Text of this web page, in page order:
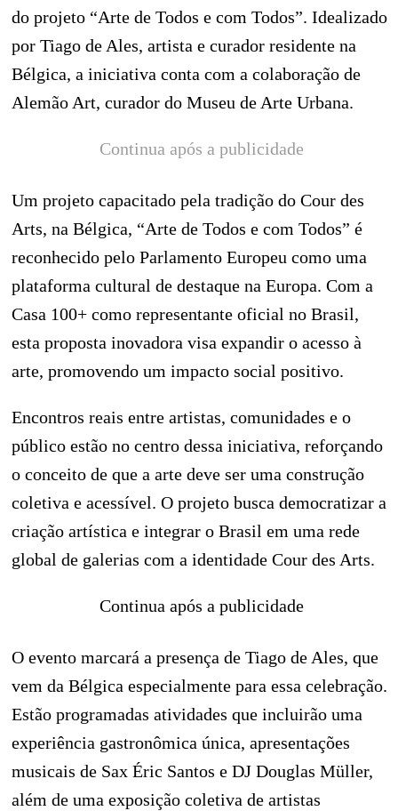
do projeto “Arte de Todos e com Todos”. Idealizado
por Tiago de Ales, artista e curador residente na
Bélgica, a iniciativa conta com a colaboração de
Alemão Art, curador do Museu de Arte Urbana.
Continua após a publicidade
Um projeto capacitado pela tradição do Cour des
Arts, na Bélgica, “Arte de Todos e com Todos” é
reconhecido pelo Parlamento Europeu como uma
plataforma cultural de destaque na Europa. Com a
Casa 100+ como representante oficial no Brasil,
esta proposta inovadora visa expandir o acesso à
arte, promovendo um impacto social positivo.
Encontros reais entre artistas, comunidades e o
público estão no centro dessa iniciativa, reforçando
o conceito de que a arte deve ser uma construção
coletiva e acessível. O projeto busca democratizar a
criação artística e integrar o Brasil em uma rede
global de galerias com a identidade Cour des Arts.
Continua após a publicidade
O evento marcará a presença de Tiago de Ales, que
vem da Bélgica especialmente para essa celebração.
Estão programadas atividades que incluirão uma
experiência gastronômica única, apresentações
musicais de Sax Éric Santos e DJ Douglas Müller,
além de uma exposição coletiva de artistas